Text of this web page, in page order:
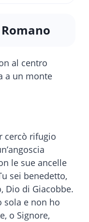
cercò rifugio
le sue ancelle
sei benedetto,
Dio di Giacobbe.
sola e non ho
o Signore,